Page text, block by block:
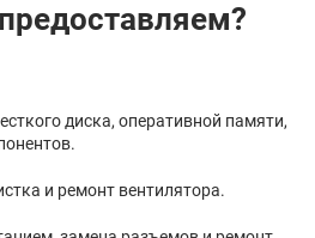
диска, оперативной памяти,
и ремонт вентилятора.